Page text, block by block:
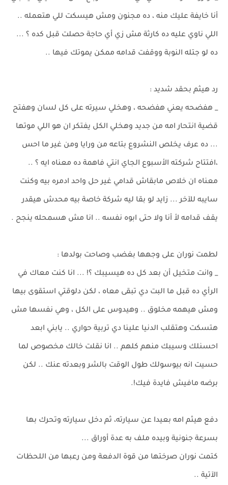
أنا خايفة عليك منه ، ده مجنون ومش هيسكت للي هتعمله ..
اللي ناوي عليه ده كارثة مش زي أي حاجة حصلت قبل كده ؟ ...
ده لو جتله النوبة ووقفت قدامه ممكن يموتك فيها ..
رد هيثم بحقد شديد :
_ هفضحه يعني هفضحه ، وهخلي سيرته على كل لسان وهفتح
قضية انتحار امه من جديد وهخلي الكل يفتكر ان هو اللي موتها
... ده عرف يخلص النشروع بتاعه من ورايا ومن غير ما احس
،افتتاح شركته الأسبوع الجاي انتي فاهمة ده معناه ايه ؟ ..
معناه ان خلاص مابقاش قدامي غير حل واحد ادمره بيه وكنت
سايبه للآخر ... زايد لو بقا ليه شركة خاصة بيه محدش هيقدر
يقف قدامه لأ أنا ولا حتى ابوه نفسه .. انا مش هسمحله ينجح .
لطمت نوران على وجهها بغضب وصاحت بولدها :
_ وانت متخيل أن بعد كل ده هيسيبك ؟! ... انا كنت معاك في
الرأي ده قبل ما البت دي تبقى معاه ، لكن دلوقتي استقوى بيها
ومش هيهمه مخلوق .. وهيدوس على الكل ، وهي نفسها مش
هتسكت وهتقلب الدنيا علينا دي تربية حواري .. يابني ابعد
احسنلك وسيبك منهم كلهم .. انا نقلت خالك مخصوص لما
حسيت انه بيوسولك طول الوقت بالشر وبعدته عنك .. لكن
برضه مافيش فايدة فيك!.
دفع هيثم امه بعيدا عن سيارته، ثم دخل سيارته وتحرك بها
بسرعة جنونية وبيده ملف به عدة أوراق ...
كتمت نوران صرختها من قوة الدفعة ومن رعبها من اللحظات
الآتية ..